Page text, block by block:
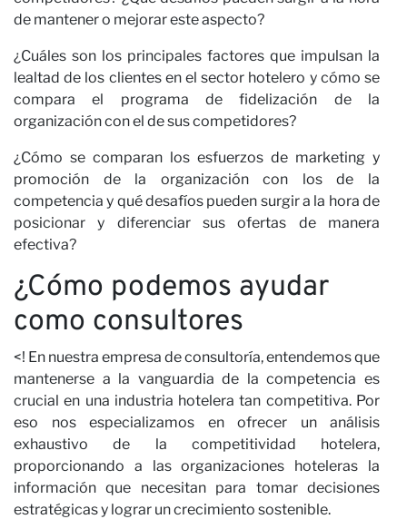
de mantener o mejorar este aspecto?
¿Cuáles son los principales factores que impulsan la
lealtad de los clientes en el sector hotelero y cómo se
compara el programa de fidelización de la
organización con el de sus competidores?
¿Cómo se comparan los esfuerzos de marketing y
promoción de la organización con los de la
competencia y qué desafíos pueden surgir a la hora de
posicionar y diferenciar sus ofertas de manera
efectiva?
¿Cómo podemos ayudar
como consultores
<! En nuestra empresa de consultoría, entendemos que
mantenerse a la vanguardia de la competencia es
crucial en una industria hotelera tan competitiva. Por
eso nos especializamos en ofrecer un análisis
exhaustivo de la competitividad hotelera,
proporcionando a las organizaciones hoteleras la
información que necesitan para tomar decisiones
estratégicas y lograr un crecimiento sostenible.